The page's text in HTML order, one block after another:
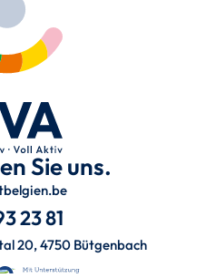
Sie uns.
23 81
20, 4750 Bütgenbach